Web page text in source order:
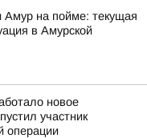
Амур на пойме: текущая
в Амурской
новое
участник
операции